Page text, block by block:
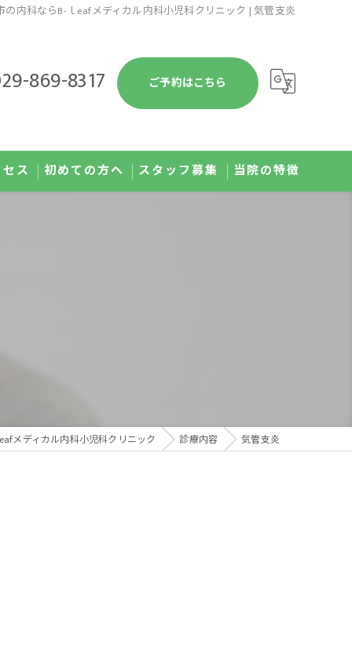
の内科ならB-ｌeafメディカル内科小児科クリニック | 気管支炎
869-8317 ご予約はこちら
ス 初めての方へ スタッフ募集 当院の特徴
メディカル内科小児科クリニック 診療内容 気管支炎